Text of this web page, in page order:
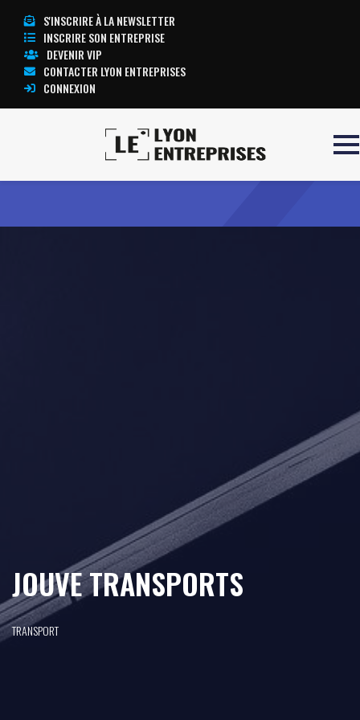
S'INSCRIRE À LA NEWSLETTER
INSCRIRE SON ENTREPRISE
DEVENIR VIP
CONTACTER LYON ENTREPRISES
CONNEXION
JOUVE TRANSPORTS
TRANSPORT